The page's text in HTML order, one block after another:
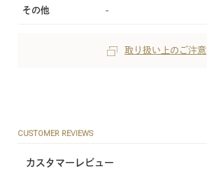
その他 -
取り扱い上のご注意
CUSTOMER REVIEWS
カスタマーレビュー